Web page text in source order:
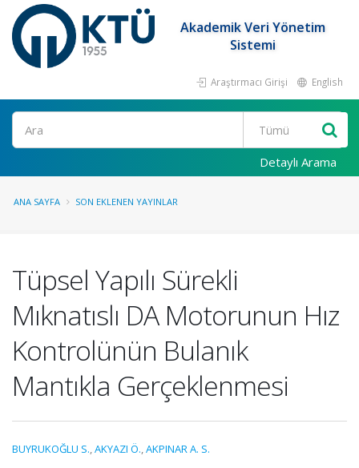
Akademik Veri Yönetim
Sistemi
Araştırmacı Girişi English
Ara
Detaylı Arama
ANA SAYFA SON EKLENEN YAYINLAR
Tüpsel Yapılı Sürekli
Mıknatıslı DA Motorunun Hız
Kontrolünün Bulanık
Mantıkla Gerçeklenmesi
BUYRUKOĞLU S.,AKYAZI Ö.,AKPINAR A. S.